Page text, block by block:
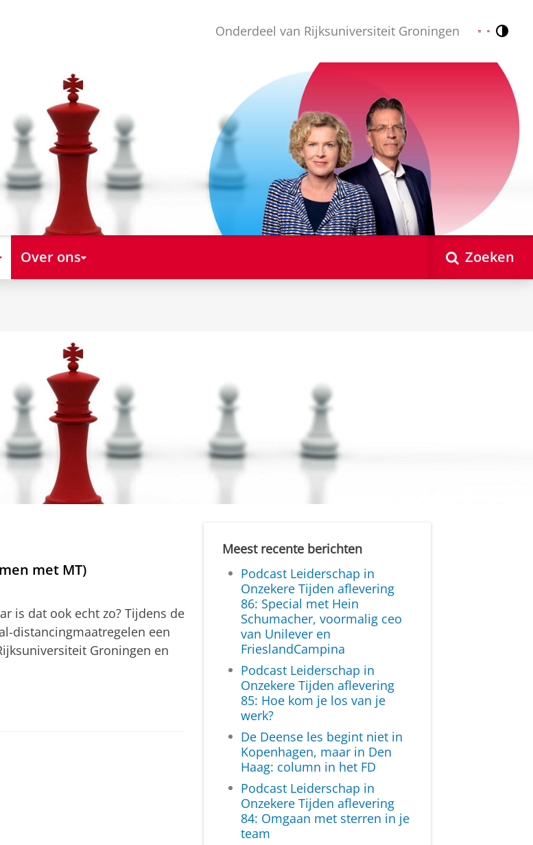
Onderdeel van Rijksuniversiteit Groningen Nederlands
English
Over ons Zoeken
met MT)
is dat ook echt zo? Tijdens de
distancingmaatregelen een
Groningen en
Meest recente berichten
Podcast Leiderschap in
Onzekere Tijden aflevering
86: Special met Hein
Schumacher, voormalig ceo
van Unilever en
FrieslandCampina
Podcast Leiderschap in
Onzekere Tijden aflevering
85: Hoe kom je los van je
werk?
De Deense les begint niet in
Kopenhagen, maar in Den
Haag: column in het FD
Podcast Leiderschap in
Onzekere Tijden aflevering
84: Omgaan met sterren in je
team